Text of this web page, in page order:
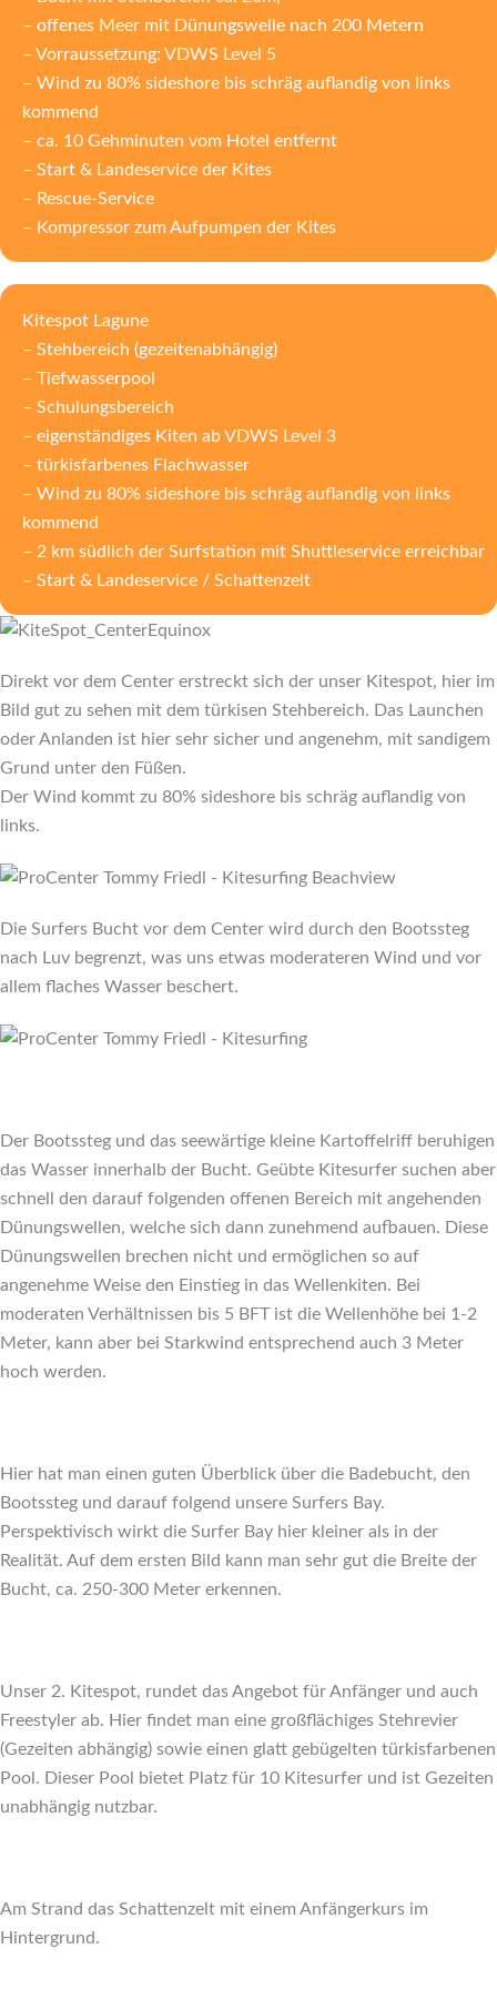
– offenes Meer mit Dünungswelle nach 200 Metern
– Vorraussetzung: VDWS Level 5
– Wind zu 80% sideshore bis schräg auflandig von links
kommend
– ca. 10 Gehminuten vom Hotel entfernt
– Start & Landeservice der Kites
– Rescue-Service
– Kompressor zum Aufpumpen der Kites
Kitespot Lagune
– Stehbereich (gezeitenabhängig)
– Tiefwasserpool
– Schulungsbereich
– eigenständiges Kiten ab VDWS Level 3
– türkisfarbenes Flachwasser
– Wind zu 80% sideshore bis schräg auflandig von links
kommend
– 2 km südlich der Surfstation mit Shuttleservice erreichbar
– Start & Landeservice / Schattenzelt
Direkt vor dem Center erstreckt sich der unser Kitespot, hier im
Bild gut zu sehen mit dem türkisen Stehbereich. Das Launchen
oder Anlanden ist hier sehr sicher und angenehm, mit sandigem
Grund unter den Füßen.
Der Wind kommt zu 80% sideshore bis schräg auflandig von
links.
Die Surfers Bucht vor dem Center wird durch den Bootssteg
nach Luv begrenzt, was uns etwas moderateren Wind und vor
allem flaches Wasser beschert.
Der Bootssteg und das seewärtige kleine Kartoffelriff beruhigen
das Wasser innerhalb der Bucht. Geübte Kitesurfer suchen aber
schnell den darauf folgenden offenen Bereich mit angehenden
Dünungswellen, welche sich dann zunehmend aufbauen. Diese
Dünungswellen brechen nicht und ermöglichen so auf
angenehme Weise den Einstieg in das Wellenkiten. Bei
moderaten Verhältnissen bis 5 BFT ist die Wellenhöhe bei 1-2
Meter, kann aber bei Starkwind entsprechend auch 3 Meter
hoch werden.
Hier hat man einen guten Überblick über die Badebucht, den
Bootssteg und darauf folgend unsere Surfers Bay.
Perspektivisch wirkt die Surfer Bay hier kleiner als in der
Realität. Auf dem ersten Bild kann man sehr gut die Breite der
Bucht, ca. 250-300 Meter erkennen.
Unser 2. Kitespot, rundet das Angebot für Anfänger und auch
Freestyler ab. Hier findet man eine großflächiges Stehrevier
(Gezeiten abhängig) sowie einen glatt gebügelten türkisfarbenen
Pool. Dieser Pool bietet Platz für 10 Kitesurfer und ist Gezeiten
unabhängig nutzbar.
Am Strand das Schattenzelt mit einem Anfängerkurs im
Hintergrund.